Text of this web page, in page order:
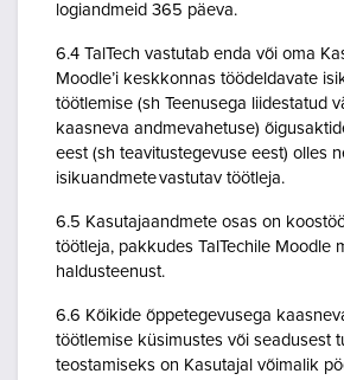
logiandmeid 365 päeva.
6.4 TalTech vastutab enda või oma
Moodle’i keskkonnas töödeldavate
töötlemise (sh Teenusega liidestatud
kaasneva andmevahetuse)
eest (sh teavitustegevuse eest) olles
isikuandmete vastutav töötleja.
6.5 Kasutajaandmete osas on
töötleja, pakkudes TalTechile Moodle
haldusteenust.
6.6 Kõikide õppetegevusega
töötlemise küsimustes või seadusest
teostamiseks on Kasutajal võimalik